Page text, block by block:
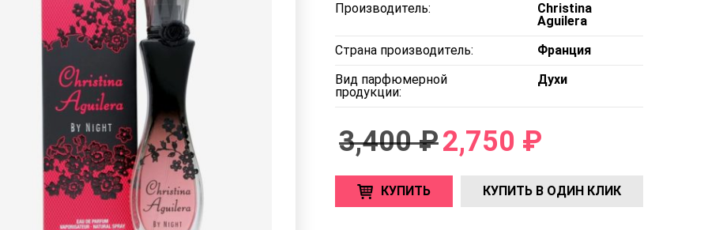
Производитель:
Christina
Aguilera
Страна производитель:
Франция
Вид парфюмерной
продукции:
Духи
3,400 ₽2,750 ₽
КУПИТЬ КУПИТЬ В ОДИН КЛИК